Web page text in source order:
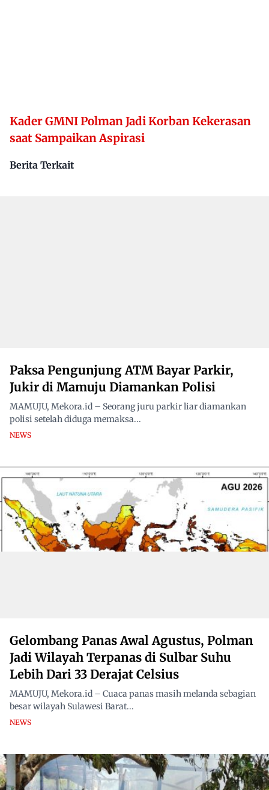
Kader GMNI Polman Jadi Korban Kekerasan
saat Sampaikan Aspirasi
Berita Terkait
Paksa Pengunjung ATM Bayar Parkir,
Jukir di Mamuju Diamankan Polisi
MAMUJU, Mekora.id – Seorang juru parkir liar diamankan
polisi setelah diduga memaksa...
NEWS
Gelombang Panas Awal Agustus, Polman
Jadi Wilayah Terpanas di Sulbar Suhu
Lebih Dari 33 Derajat Celsius
MAMUJU, Mekora.id – Cuaca panas masih melanda sebagian
besar wilayah Sulawesi Barat...
NEWS